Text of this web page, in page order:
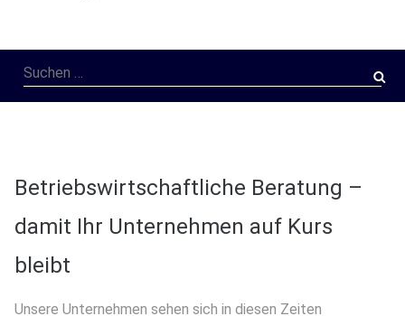
Suchen
Betriebswirtschaftliche Beratung –
damit Ihr Unternehmen auf Kurs
bleibt
Unsere Unternehmen sehen sich in diesen Zeiten